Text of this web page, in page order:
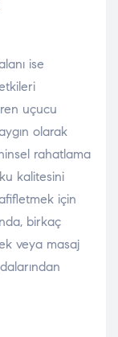
ise
uçucu
olarak
rahatlama
kalitesini
için
birkaç
veya masaj